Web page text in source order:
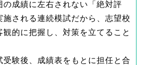
の成績に左右されない「絶対評
施される連続模試だから、志望校
的に把握し、対策を立てること
受験後、成績表をもとに担任と合